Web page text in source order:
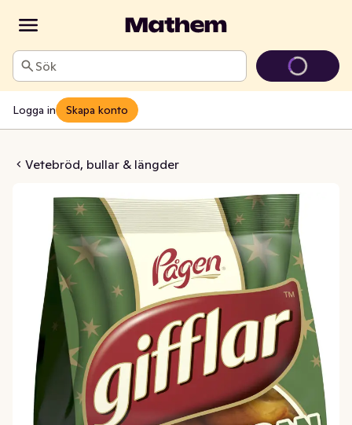
Sök
Logga in Skapa konto
Vetebröd, bullar & längder
Saffran